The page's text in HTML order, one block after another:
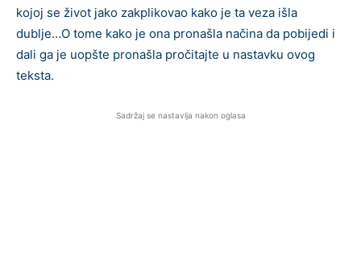
kojoj se život jako zakplikovao kako je ta veza išla
dublje…O tome kako je ona pronašla načina da pobijedi i
dali ga je uopšte pronašla pročitajte u nastavku ovog
teksta.
Sadržaj se nastavlja nakon oglasa